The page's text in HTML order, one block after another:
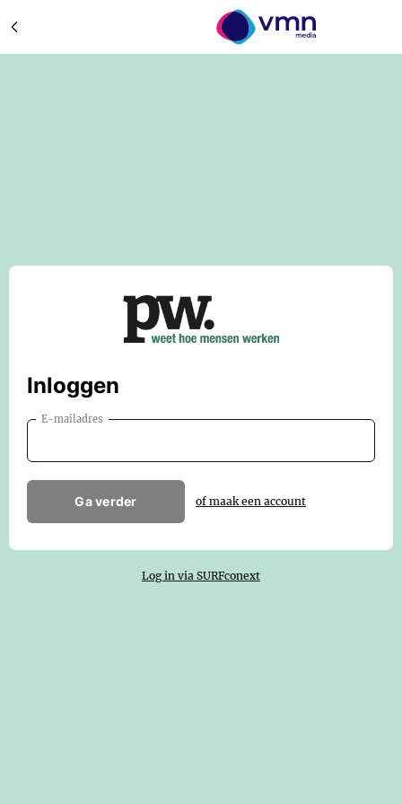
Inloggen
E-mailadres
Ga verder of maak een account
Log in via SURFconext